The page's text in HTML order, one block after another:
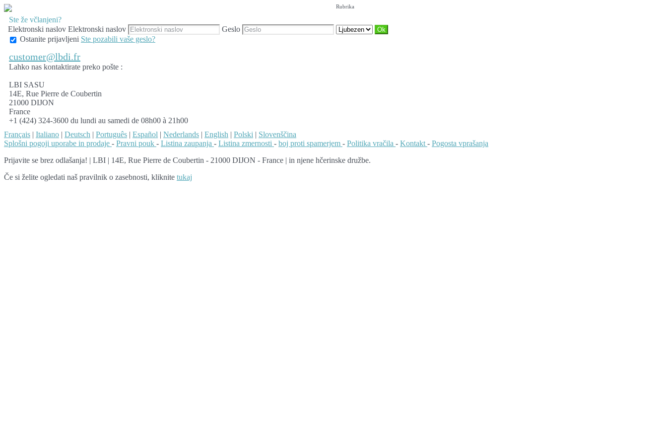
Ste že včlanjeni?
Elektronski naslov Elektronski naslov Geslo
Rubrika
Ostanite prijavljeni Ste pozabili vaše geslo?
customer@lbdi.fr
Lahko nas kontaktirate preko pošte :
LBI SASU
14E, Rue Pierre de Coubertin
21000 DIJON
France
+1 (424) 324-3600 du lundi au samedi de 08h00 à 21h00
Français | Italiano | Deutsch | Português | Español | Nederlands | English | Polski | Slovenščina
Splošni pogoji uporabe in prodaje - Pravni pouk - Listina zaupanja - Listina zmernosti - boj proti spamerjem - Politika vračila - Kontakt - Pogosta vprašanja
Prijavite se brez odlašanja! | LBI | 14E, Rue Pierre de Coubertin - 21000 DIJON - France | in njene hčerinske družbe.
Če si želite ogledati naš pravilnik o zasebnosti, kliknite tukaj